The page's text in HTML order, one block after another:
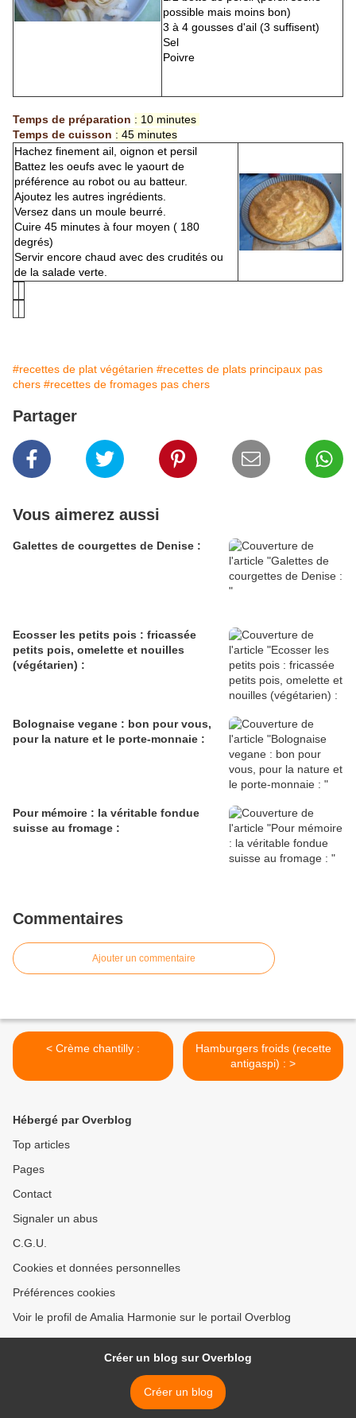
possible mais moins bon)
3 à 4 gousses d'ail (3 suffisent)
Sel
Poivre
Temps de préparation : 10 minutes
Temps de cuisson : 45 minutes
Hachez finement ail, oignon et persil
Battez les oeufs avec le yaourt de
préférence au robot ou au batteur.
Ajoutez les autres ingrédients.
Versez dans un moule beurré.
Cuire 45 minutes à four moyen ( 180
degrés)
Servir encore chaud avec des crudités ou
de la salade verte.
#recettes de plat végétarien #recettes de plats principaux pas
chers #recettes de fromages pas chers
Partager
Vous aimerez aussi
Galettes de courgettes de Denise :
Ecosser les petits pois : fricassée
petits pois, omelette et nouilles
(végétarien) :
Bolognaise vegane : bon pour vous,
pour la nature et le porte-monnaie :
Pour mémoire : la véritable fondue
suisse au fromage :
Commentaires
Ajouter un commentaire
< Crème chantilly :
Hamburgers froids (recette
antigaspi) : >
Hébergé par Overblog
Top articles
Pages
Contact
Signaler un abus
C.G.U.
Cookies et données personnelles
Préférences cookies
Voir le profil de Amalia Harmonie sur le portail Overblog
Créer un blog sur Overblog
Créer un blog